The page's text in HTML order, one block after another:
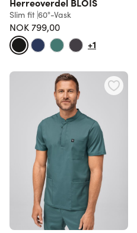
Slim fit 60°-Vask
NOK 799,00
+1